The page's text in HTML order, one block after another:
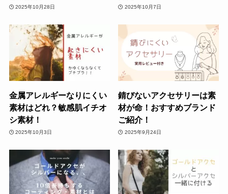
2025年10月28日 2025年10月7日
金属アレルギーなりにくい
素材はどれ？敏感肌イチオ
シ素材！
2025年10月3日
錆びないアクセサリーは素
材が命！おすすめブランド
ご紹介！
2025年9月24日